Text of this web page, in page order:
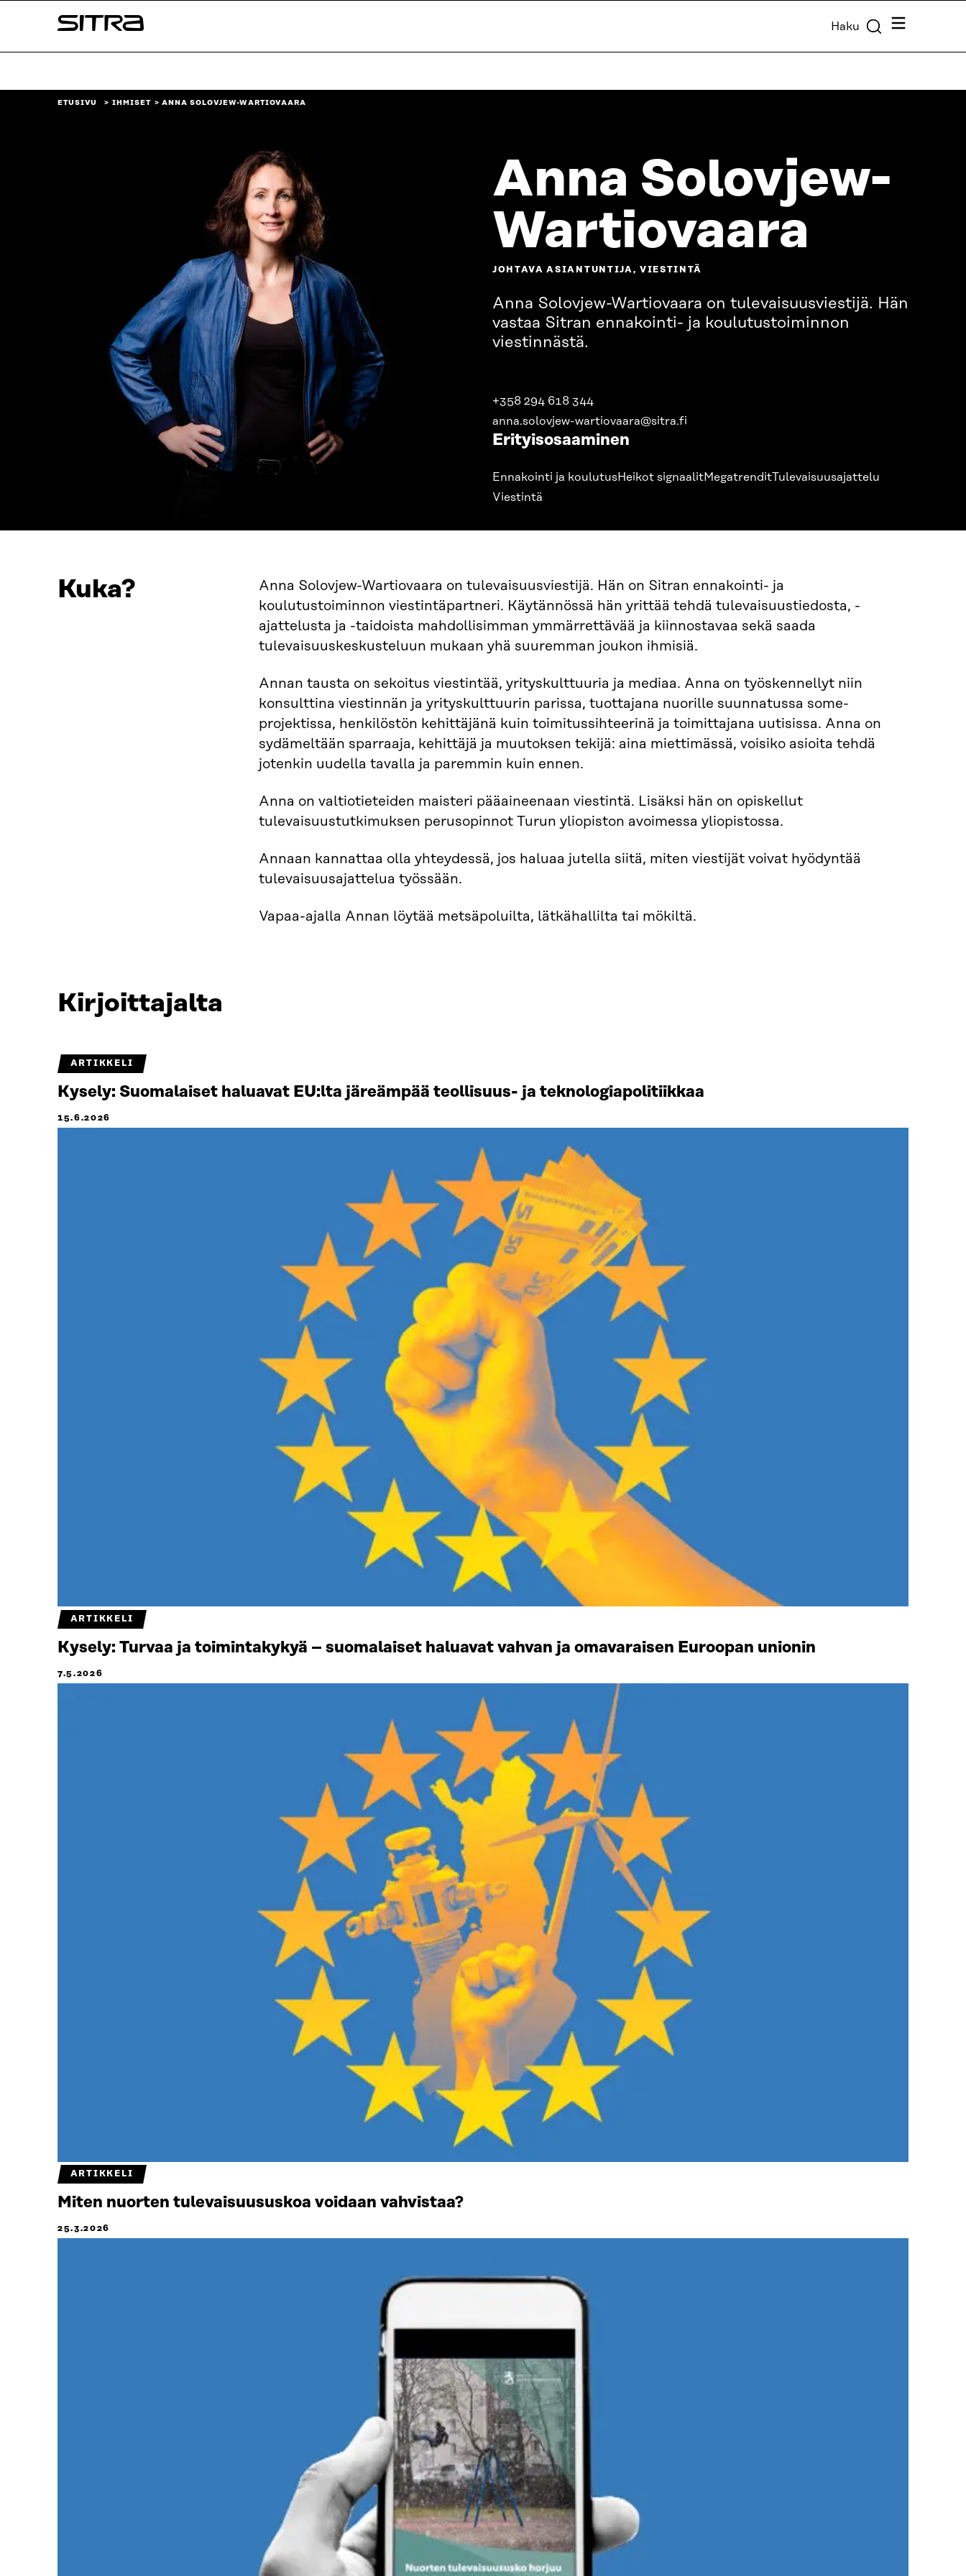
sisältöön
Sitra Haku Valikko
ETUSIVU IHMISET ANNA SOLOVJEW-WARTIOVAARA
Anna Solovjew-
Wartiovaara
JOHTAVA ASIANTUNTIJA, VIESTINTÄ
Anna Solovjew-Wartiovaara on tulevaisuusviestijä. Hän
vastaa Sitran ennakointi- ja koulutustoiminnon
viestinnästä.
+358 294 618 344
anna.solovjew-wartiovaara@sitra.fi
Erityisosaaminen
Ennakointi ja koulutusHeikot signaalitMegatrenditTulevaisuusajattelu
Viestintä
Kuka?
Anna Solovjew-Wartiovaara on tulevaisuusviestijä. Hän on Sitran ennakointi- ja
koulutustoiminnon viestintäpartneri. Käytännössä hän yrittää tehdä tulevaisuustiedosta, -
ajattelusta ja -taidoista mahdollisimman ymmärrettävää ja kiinnostavaa sekä saada
tulevaisuuskeskusteluun mukaan yhä suuremman joukon ihmisiä.
Annan tausta on sekoitus viestintää, yrityskulttuuria ja mediaa. Anna on työskennellyt niin
konsulttina viestinnän ja yrityskulttuurin parissa, tuottajana nuorille suunnatussa some-
projektissa, henkilöstön kehittäjänä kuin toimitussihteerinä ja toimittajana uutisissa. Anna on
sydämeltään sparraaja, kehittäjä ja muutoksen tekijä: aina miettimässä, voisiko asioita tehdä
jotenkin uudella tavalla ja paremmin kuin ennen.
Anna on valtiotieteiden maisteri pääaineenaan viestintä. Lisäksi hän on opiskellut
tulevaisuustutkimuksen perusopinnot Turun yliopiston avoimessa yliopistossa.
Annaan kannattaa olla yhteydessä, jos haluaa jutella siitä, miten viestijät voivat hyödyntää
tulevaisuusajattelua työssään.
Vapaa-ajalla Annan löytää metsäpoluilta, lätkähallilta tai mökiltä.
Kirjoittajalta
ARTIKKELI
Kysely: Suomalaiset haluavat EU:lta järeämpää teollisuus- ja teknologiapolitiikkaa
15.6.2026
ARTIKKELI
Kysely: Turvaa ja toimintakykyä – suomalaiset haluavat vahvan ja omavaraisen Euroopan unionin
7.5.2026
ARTIKKELI
Miten nuorten tulevaisuususkoa voidaan vahvistaa?
25.3.2026